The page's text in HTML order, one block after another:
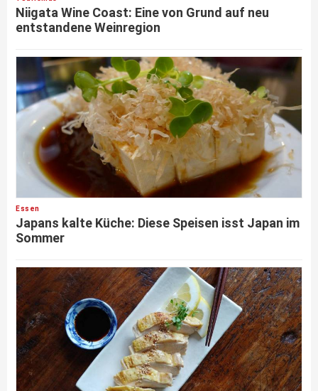
Niigata Wine Coast: Eine von Grund auf neu
entstandene Weinregion
Essen
Japans kalte Küche: Diese Speisen isst Japan im
Sommer